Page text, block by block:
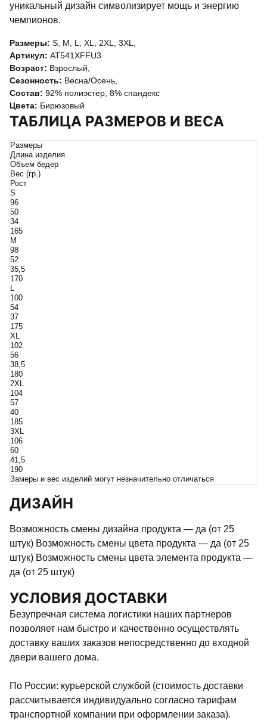
уникальный дизайн символизирует мощь и энергию
чемпионов.
Размеры: S M L XL 2XL 3XL
Артикул: AT541XFFU3
Возраст: Взрослый
Сезонность: Весна/Осень
Состав: 92% полиэстер, 8% спандекс
Цвета: Бирюзовый
ТАБЛИЦА РАЗМЕРОВ И ВЕСА
Размеры
Длина изделия
Объем бедер
Вес (гр.)
Рост
S
96
50
34
165
M
98
52
35,5
170
100
54
37
175
XL
102
56
38,5
180
2XL
104
57
40
185
3XL
106
60
41,5
190
Замеры и вес изделий могут незначительно отличаться
ДИЗАЙН
Возможность смены дизайна продукта — да (от 25
штук) Возможность смены цвета продукта — да (от 25
штук) Возможность смены цвета элемента продукта —
да (от 25 штук)
УСЛОВИЯ ДОСТАВКИ
Безупречная система логистики наших партнеров
позволяет нам быстро и качественно осуществлять
доставку ваших заказов непосредственно до входной
двери вашего дома.
По России: курьерской службой (стоимость доставки
рассчитывается индивидуально согласно тарифам
транспортной компании при оформлении заказа).